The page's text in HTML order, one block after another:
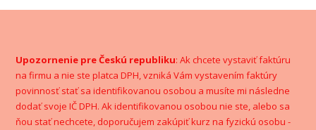
Upozornenie pre Českú republiku: Ak chcete vystaviť faktúru
na firmu a nie ste platca DPH, vzniká Vám vystavením faktúry
povinnosť stať sa identifikovanou osobou a musíte mi následne
dodať svoje IČ DPH. Ak identifikovanou osobou nie ste, alebo sa
ňou stať nechcete, doporučujem zakúpiť kurz na fyzickú osobu -